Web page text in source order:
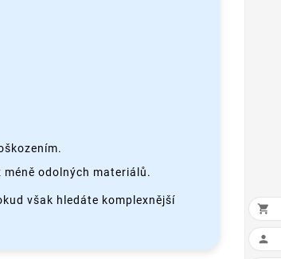
odolných materiálů.
však hledáte komplexnější

